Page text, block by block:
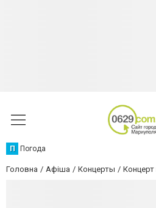
П Погода
Головна Афіша Концерты Концерт